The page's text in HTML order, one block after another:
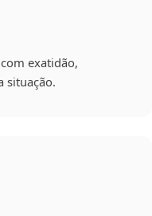
exatidão,
situação.